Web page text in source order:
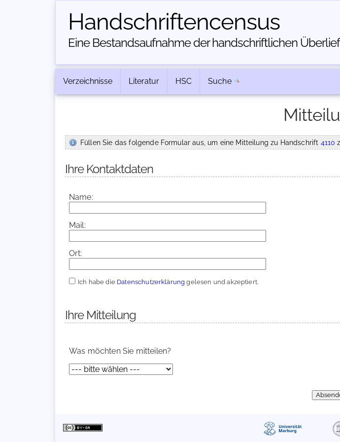
Handschriften­census
Eine Bestandsaufnahme der handschriftlichen
Verzeichnisse Literatur HSC Suche
Füllen Sie das folgende Formular aus, um eine Mitteilung zu Handschrift 4110
Ihre Kontaktdaten
Name:
Mail:
Ort:
Ich habe die Datenschutzerklärung gelesen und akzeptiert.
Ihre Mitteilung
Was möchten Sie mitteilen?